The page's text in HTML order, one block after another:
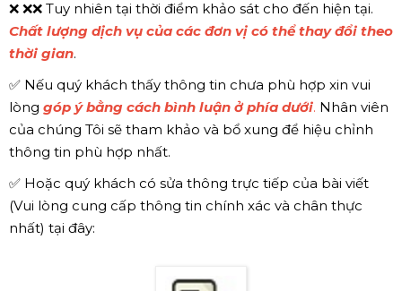
❌ ❌❌ Tuy nhiên tại thời điểm khảo sát cho đến hiện tại.
Chất lượng dịch vụ của các đơn vị có thể thay đổi theo
thời gian.
✅ Nếu quý khách thấy thông tin chưa phù hợp xin vui
lòng góp ý bằng cách bình luận ở phía dưới. Nhân viên
của chúng Tôi sẽ tham khảo và bổ xung để hiệu chỉnh
thông tin phù hợp nhất.
✅ Hoặc quý khách có sửa thông trực tiếp của bài viết
(Vui lòng cung cấp thông tin chính xác và chân thực
nhất) tại đây: